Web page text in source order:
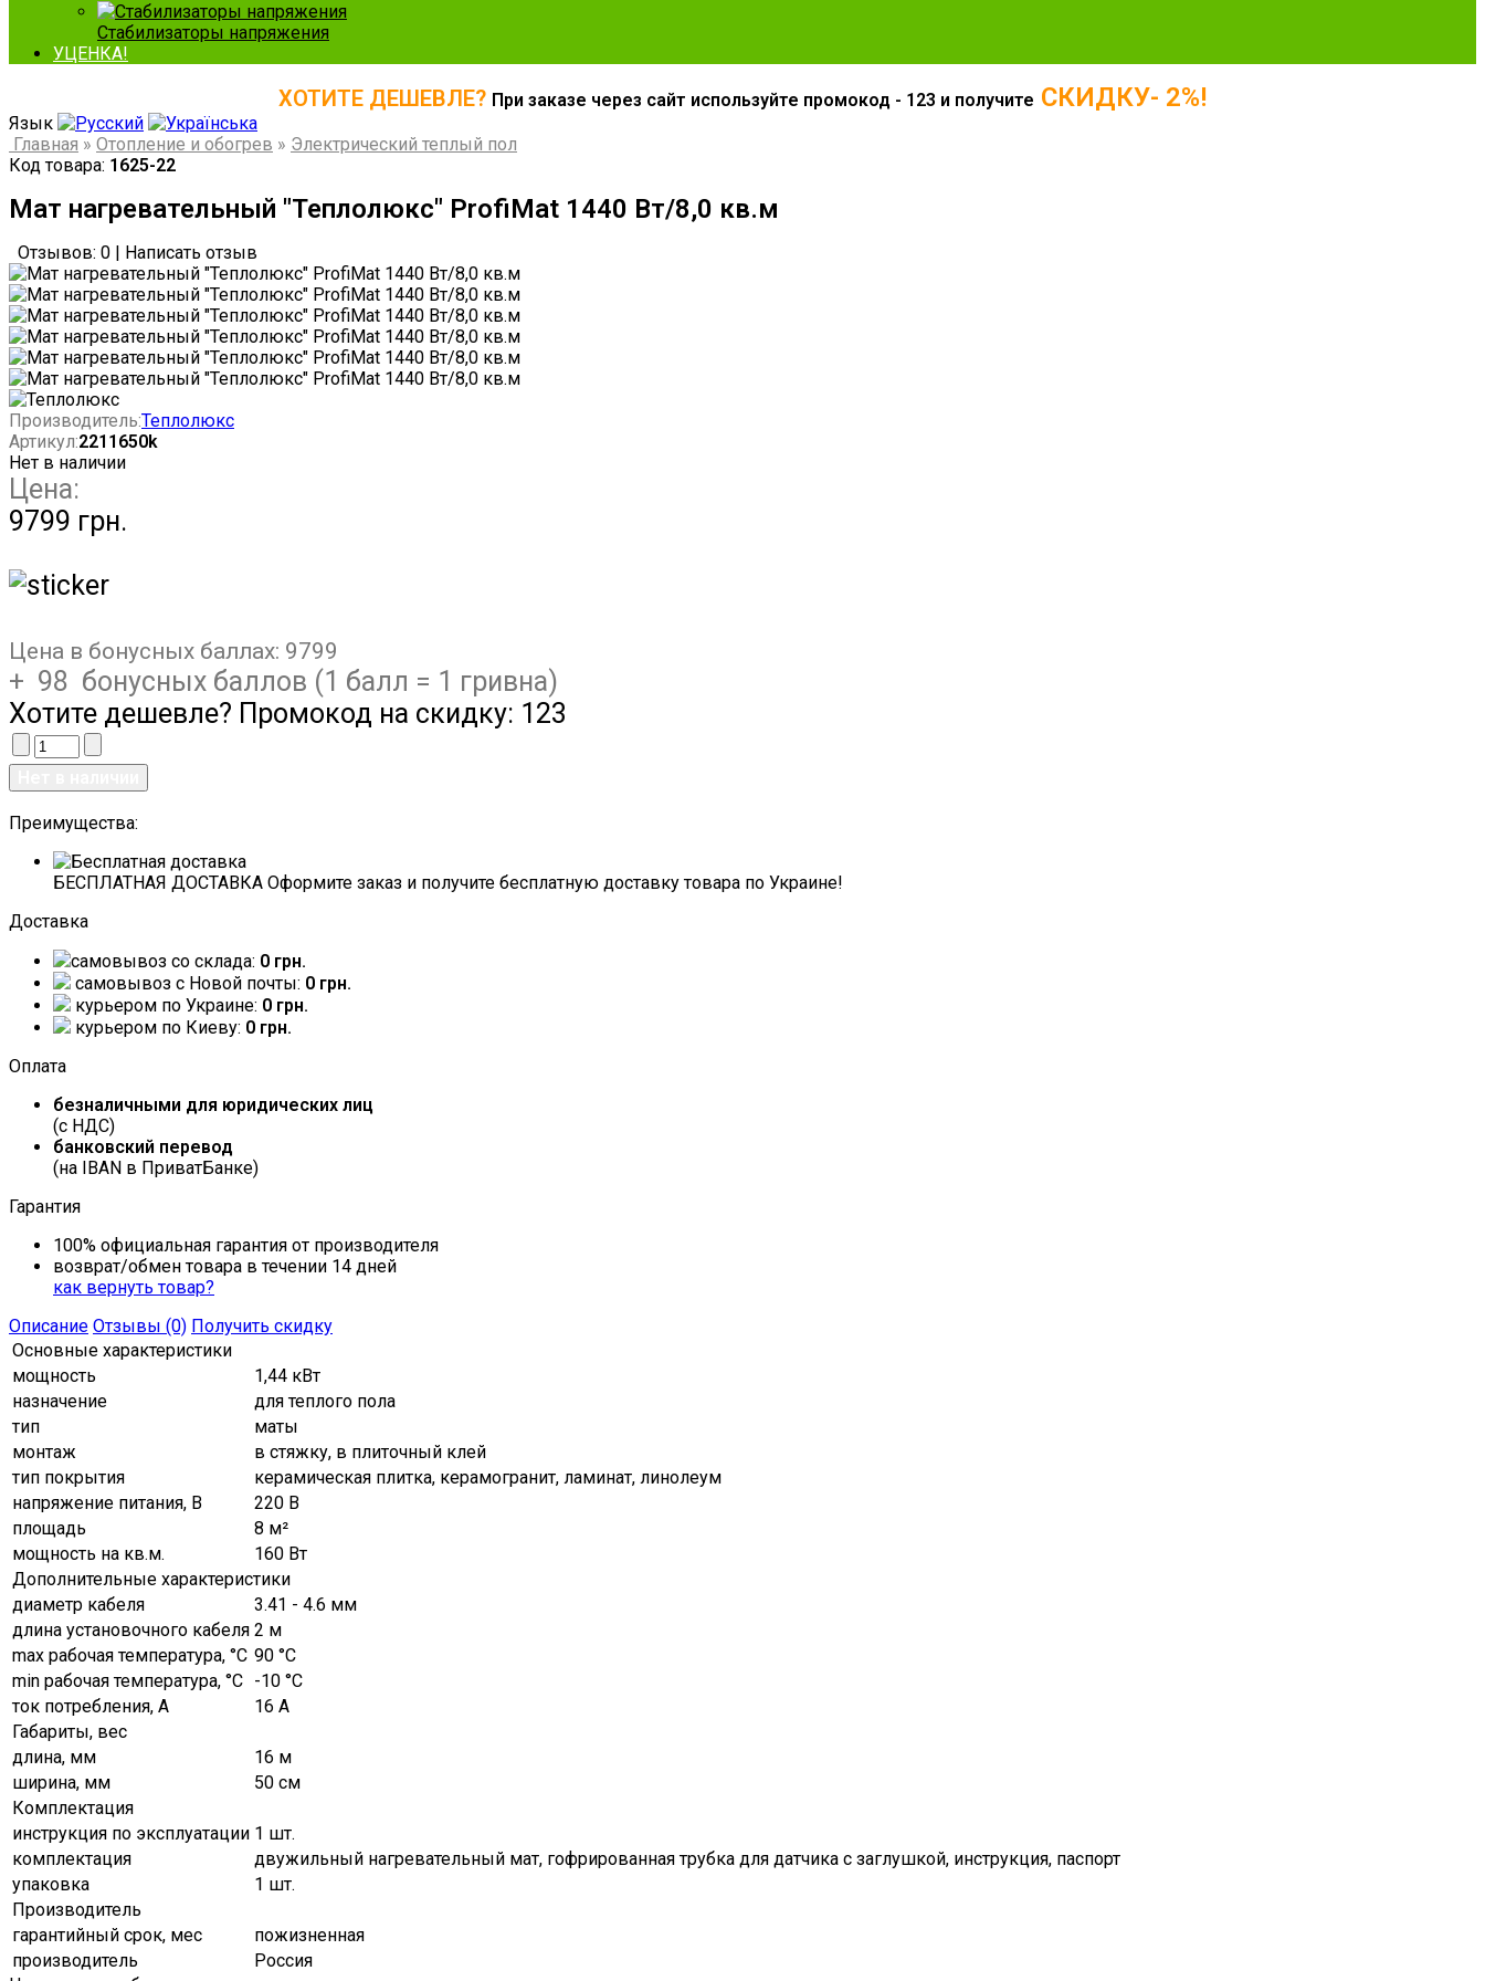
Стабилизаторы напряжения
УЦЕНКА!
ХОТИТЕ ДЕШЕВЛЕ? При заказе через сайт используйте промокод - 123 и получите СКИДКУ- 2%!
Язык
Главная » Отопление и обогрев » Электрический теплый пол
Код товара: 1625-22
Мат нагревательный "Теплолюкс" ProfiMat 1440 Вт/8,0 кв.м
Отзывов: 0 Написать отзыв
Производитель:Теплолюкс
Артикул:2211650k
Нет в наличии
Цена:
9799 грн.
Цена в бонусных баллах: 9799
+ 98 бонусных баллов (1 балл = 1 гривна)
Хотите дешевле? Промокод на скидку: 123
Преимущества:
БЕСПЛАТНАЯ ДОСТАВКА Оформите заказ и получите бесплатную доставку товара по Украине!
Доставка
самовывоз со склада: 0 грн.
самовывоз c Новой почты: 0 грн.
курьером по Украине: 0 грн.
курьером по Киеву: 0 грн.
Оплата
безналичными для юридических лиц
(с НДС)
банковский перевод
(на IBAN в ПриватБанке)
Гарантия
100% официальная гарантия от производителя
возврат/обмен товара в течении 14 дней
как вернуть товар?
Описание Отзывы (0) Получить скидку
Основные характеристики
мощность
1,44 кВт
назначение
для теплого пола
тип
маты
монтаж
в стяжку, в плиточный клей
тип покрытия
керамическая плитка, керамогранит, ламинат, линолеум
напряжение питания, В
220 В
площадь
8 м²
мощность на кв.м.
160 Вт
Дополнительные характеристики
диаметр кабеля
3.41 - 4.6 мм
длина установочного кабеля 2 м
max рабочая температура, °C 90 °C
min рабочая температура, °C -10 °C
ток потребления, А
16 А
Габариты, вес
длина, мм
16 м
ширина, мм
50 см
Комплектация
инструкция по эксплуатации 1 шт.
комплектация
двужильный нагревательный мат, гофрированная трубка для датчика с заглушкой, инструкция, паспорт
упаковка
1 шт.
Производитель
гарантийный срок, мес
пожизненная
производитель
Россия